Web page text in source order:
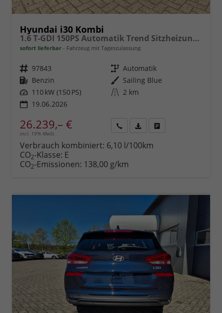
Hyundai i30 Kombi
1.6 T-GDI 150PS Automatik Trend Sitzheizung Lenkradheizung Klimaautomatik PDC v+h Rückf.Kamera Navi Apple CarPlay + Android Auto 16"LM
sofort lieferbar Fahrzeug mit Tageszulassung
Fahrzeugnr. 97843 Getriebe Automatik
Kraftstoff Benzin Außenfarbe Sailing Blue
Leistung 110 kW (150 PS) Kilometerstand 2 km
19.06.2026
26.239,– €
incl. 19% MwSt.
anfordern
Datei,
Verbrauch kombiniert: 6,10 l/100km
CO2-Klasse: E
CO2-Emissionen: 138,00 g/km